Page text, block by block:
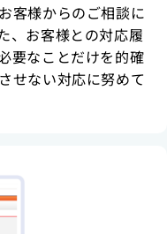
客様からのご相談に
、お客様との対応履
要なことだけを的確
せない対応に努めて